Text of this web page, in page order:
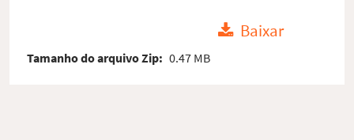
Baixar
Tamanho do arquivo Zip: 0.47 MB